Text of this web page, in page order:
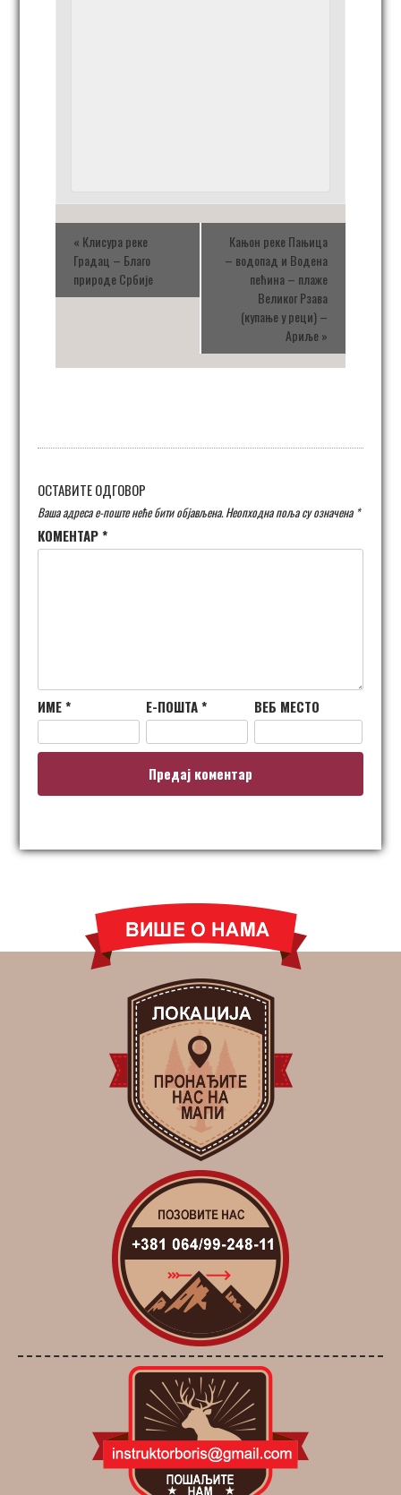
« Клисура реке
Градац – Благо
природе Србије
Кањон реке Пањица
– водопад и Водена
пећина – плаже
Великог Рзава
(купање у реци) –
Ариље»
ОСТАВИТЕ ОДГОВОР
Ваша адреса е-поште неће бити објављена.Неопходна поља су означена *
КОМЕНТАР*
ИМЕ* Е-ПОШТА* ВЕБ МЕСТО